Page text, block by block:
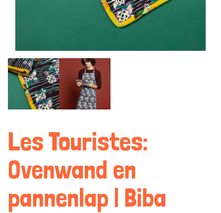
Les Touristes:
Ovenwand en
pannenlap | Biba